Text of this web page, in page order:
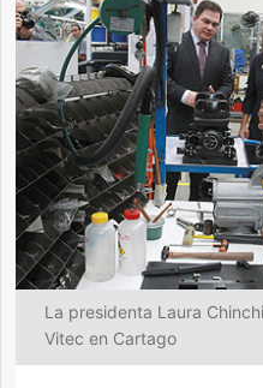
La presidenta Laura
Vitec en Cartago